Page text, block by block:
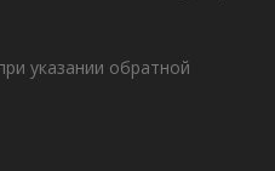
указании обратной